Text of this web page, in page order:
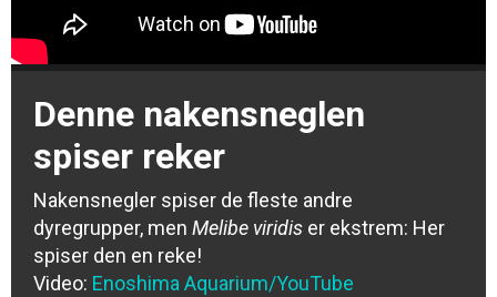
Denne nakensneglen
spiser reker
Nakensnegler spiser de fleste andre
dyregrupper, men Melibe viridis er ekstrem: Her
spiser den en reke!
Video: Enoshima Aquarium/YouTube